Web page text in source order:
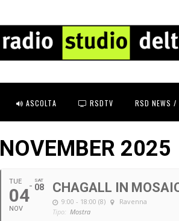
ASCOLTA RSDTV RSD NEWS /
NOVEMBER 2025
TUE
04
NOV
SAT
08 CHAGALL IN
9:00 - 18:00 (8)
Ravenna
Tipo: Mostra